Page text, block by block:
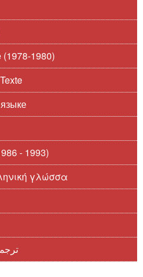
1980)
- 1993)
γλώσσα